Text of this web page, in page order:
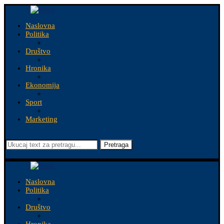
Naslovna
Politika
Društvo
Hronika
Ekonomija
Sport
Marketing
Pretraga
Naslovna
Politika
Društvo